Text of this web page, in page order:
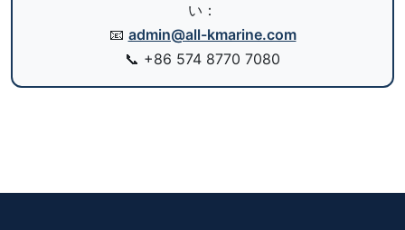
い：
📧 admin@all-kmarine.com
📞 +86 574 8770 7080